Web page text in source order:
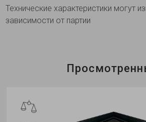
Технические характеристики могут
зависимости от партии